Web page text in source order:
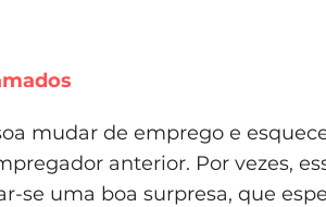
mudar de emprego e
anterior. Por vezes,
se uma boa surpresa, que